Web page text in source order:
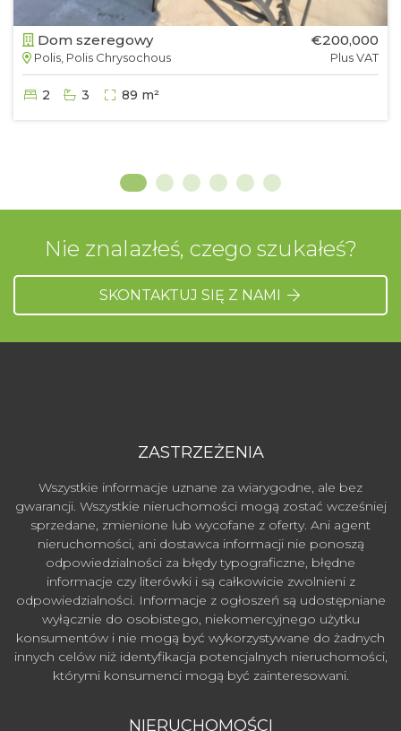
Dom szeregowy
Polis, Polis Chrysochous
€200,000
Plus VAT
2 3 89 m²
Nie znalazłeś, czego szukałeś?
SKONTAKTUJ SIĘ Z NAMI
ZASTRZEŻENIA
Wszystkie informacje uznane za wiarygodne, ale bez
gwarancji. Wszystkie nieruchomości mogą zostać wcześniej
sprzedane, zmienione lub wycofane z oferty. Ani agent
nieruchomości, ani dostawca informacji nie ponoszą
odpowiedzialności za błędy typograficzne, błędne
informacje czy literówki i są całkowicie zwolnieni z
odpowiedzialności. Informacje z ogłoszeń są udostępniane
wyłącznie do osobistego, niekomercyjnego użytku
konsumentów i nie mogą być wykorzystywane do żadnych
innych celów niż identyfikacja potencjalnych nieruchomości,
którymi konsumenci mogą być zainteresowani.
NIERUCHOMOŚCI